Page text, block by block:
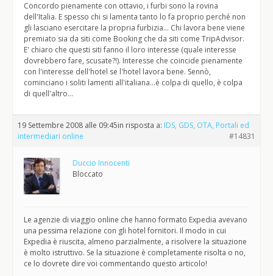
Concordo pienamente con ottavio, i furbi sono la rovina
dell'Italia. E spesso chi si lamenta tanto lo fa proprio perché non
gli lasciano esercitare la propria furbizia… Chi lavora bene viene
premiato sia da siti come Booking che da siti come TripAdvisor.
E' chiaro che questi siti fanno il loro interesse (quale interesse
dovrebbero fare, scusate?!). Interesse che coincide pienamente
con l'interesse dell'hotel se l'hotel lavora bene. Sennò,
cominciano i soliti lamenti all'italiana…è colpa di quello, è colpa
di quell'altro…
19 Settembre 2008 alle 09:45in risposta a: IDS, GDS, OTA, Portali ed
intermediari online
#14831
Duccio Innocenti
Bloccato
Le agenzie di viaggio online che hanno formato Expedia avevano
una pessima relazione con gli hotel fornitori. Il modo in cui
Expedia è riuscita, almeno parzialmente, a risolvere la situazione
è molto istruttivo. Se la situazione è completamente risolta o no,
ce lo dovrete dire voi commentando questo articolo!